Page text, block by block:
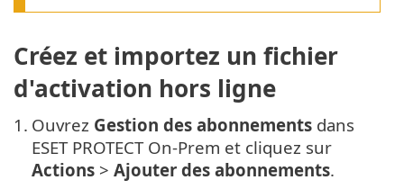
Créez et importez un fichier
d'activation hors ligne
1. Ouvrez Gestion des abonnements dans
ESET PROTECT On-Prem et cliquez sur
Actions > Ajouter des abonnements.